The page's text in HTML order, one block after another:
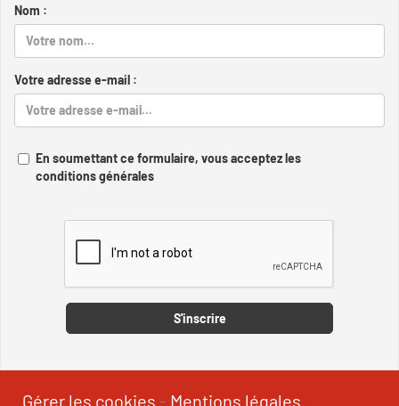
Nom :
Votre adresse e-mail :
En soumettant ce formulaire, vous acceptez les
conditions générales
S'inscrire
Gérer les cookies - Mentions légales